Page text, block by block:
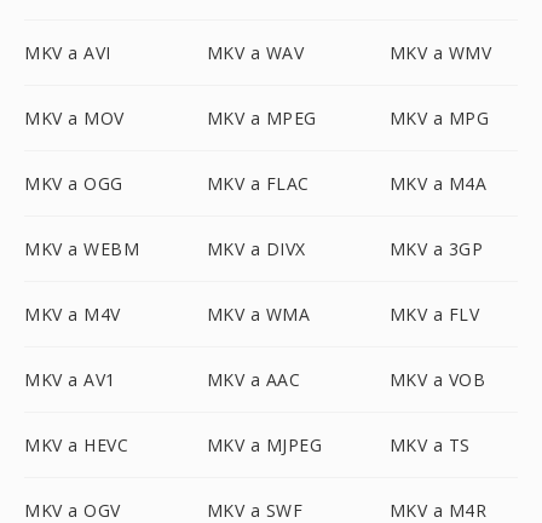
MKV a AVI MKV a WAV MKV a WMV
MKV a MOV MKV a MPEG MKV a MPG
MKV a OGG MKV a FLAC MKV a M4A
MKV a WEBM MKV a DIVX MKV a 3GP
MKV a M4V MKV a WMA MKV a FLV
MKV a AV1 MKV a AAC MKV a VOB
MKV a HEVC MKV a MJPEG MKV a TS
MKV a OGV MKV a SWF MKV a M4R